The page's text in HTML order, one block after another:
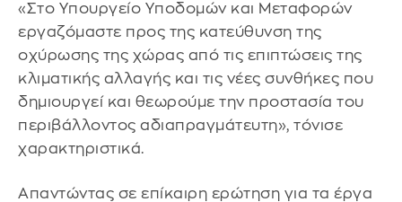
«Στο Υπουργείο Υποδομών και Μεταφορών
εργαζόμαστε προς της κατεύθυνση της
οχύρωσης της χώρας από τις επιπτώσεις της
κλιματικής αλλαγής και τις νέες συνθήκες που
δημιουργεί και θεωρούμε την προστασία του
περιβάλλοντος αδιαπραγμάτευτη», τόνισε
χαρακτηριστικά.
Απαντώντας σε επίκαιρη ερώτηση για τα έργα